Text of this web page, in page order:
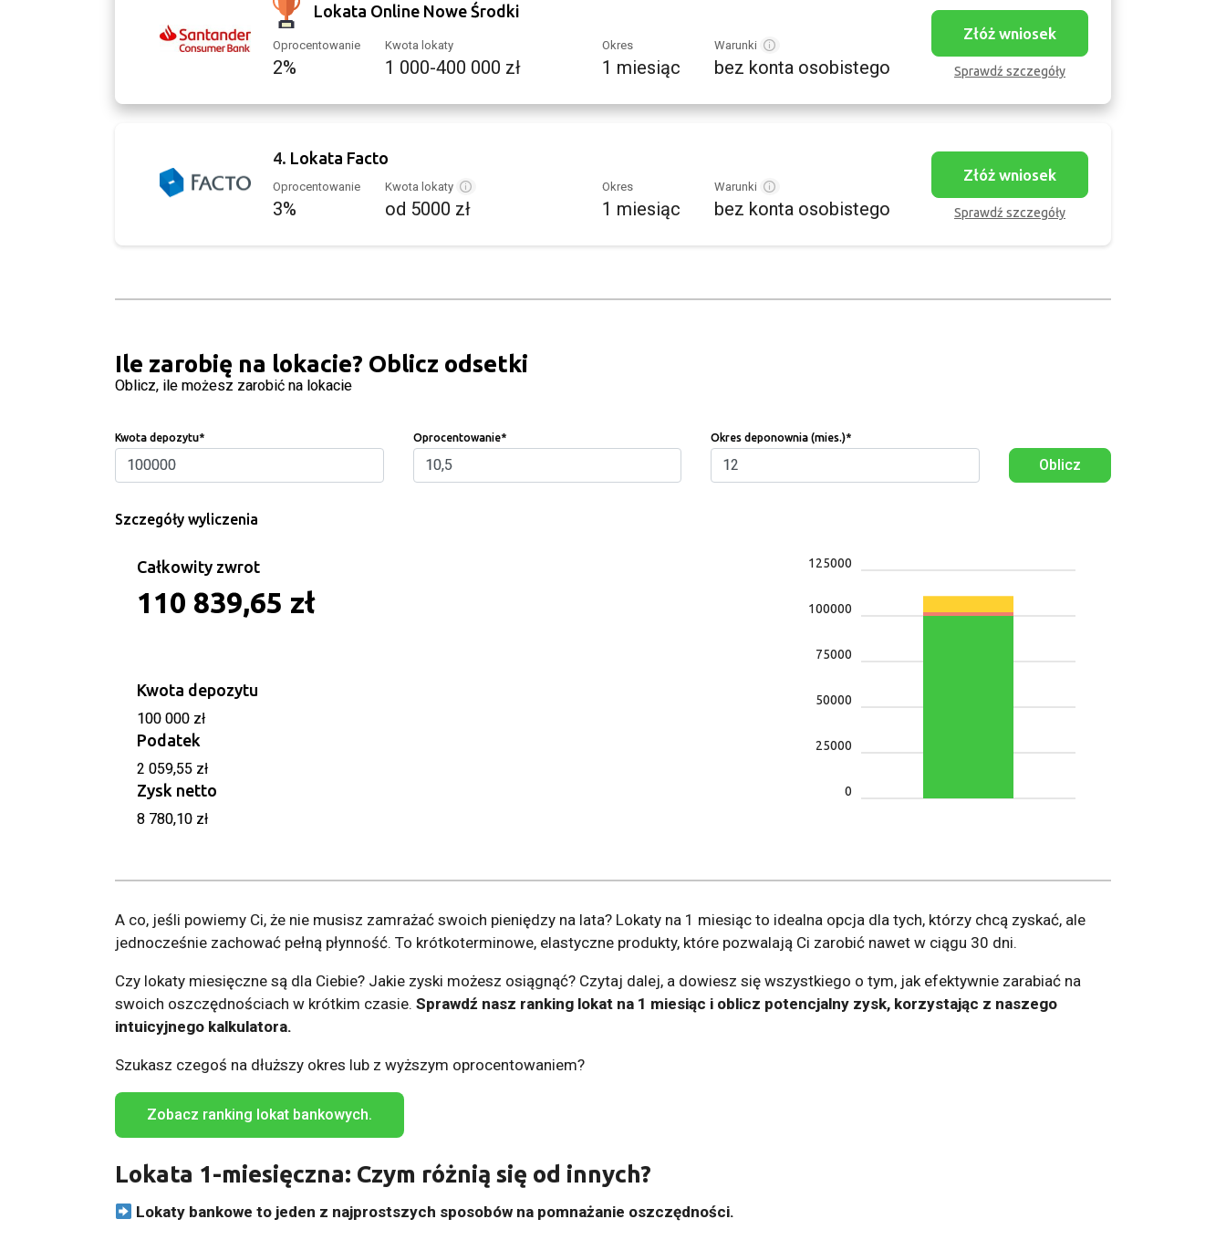
Lokata Online Nowe Środki
Oprocentowanie
2%
Kwota lokaty
1 000-400 000 zł
Okres
1 miesiąc
Warunki
bez konta osobistego
Złóż wniosek
Sprawdź szczegóły
4. Lokata Facto
Oprocentowanie
3%
Kwota lokaty
od 5000 zł
Okres
1 miesiąc
Warunki
bez konta osobistego
Złóż wniosek
Sprawdź szczegóły
Ile zarobię na lokacie? Oblicz odsetki
Oblicz, ile możesz zarobić na lokacie
Kwota depozytu* Oprocentowanie* Okres deponownia (mies.)*
Oblicz
Szczegóły wyliczenia
Całkowity zwrot
110 839,65 zł
Kwota depozytu
100 000 zł
Podatek
2 059,55 zł
Zysk netto
8 780,10 zł
0
25000
50000
75000
100000
125000
A co, jeśli powiemy Ci, że nie musisz zamrażać swoich pieniędzy na lata? Lokaty na 1 miesiąc to idealna opcja dla tych, którzy chcą zyskać, ale
jednocześnie zachować pełną płynność. To krótkoterminowe, elastyczne produkty, które pozwalają Ci zarobić nawet w ciągu 30 dni.
Czy lokaty miesięczne są dla Ciebie? Jakie zyski możesz osiągnąć? Czytaj dalej, a dowiesz się wszystkiego o tym, jak efektywnie zarabiać na
swoich oszczędnościach w krótkim czasie. Sprawdź nasz ranking lokat na 1 miesiąc i oblicz potencjalny zysk, korzystając z naszego
intuicyjnego kalkulatora.
Szukasz czegoś na dłuższy okres lub z wyższym oprocentowaniem?
Zobacz ranking lokat bankowych.
Lokata 1-miesięczna: Czym różnią się od innych?
Lokaty bankowe to jeden z najprostszych sposobów na pomnażanie oszczędności.